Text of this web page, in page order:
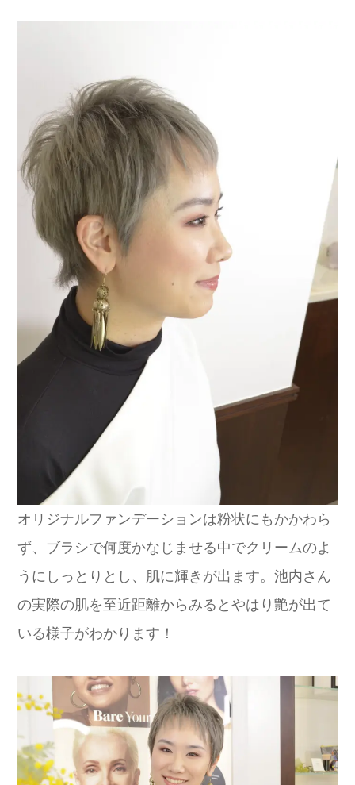
オリジナルファンデーションは粉状にもかかわら
ず、ブラシで何度かなじませる中でクリームのよ
うにしっとりとし、肌に輝きが出ます。池内さん
の実際の肌を至近距離からみるとやはり艶が出て
いる様子がわかります！